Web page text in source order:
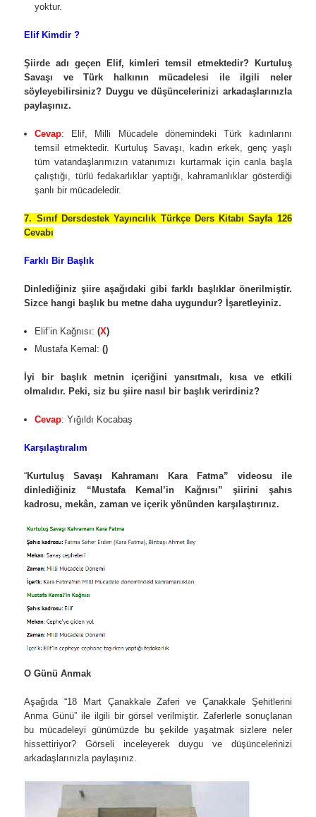
yoktur.
Elif Kimdir ?
Şiirde adı geçen Elif, kimleri temsil etmektedir? Kurtuluş
Savaşı ve Türk halkının mücadelesi ile ilgili neler
söyleyebilirsiniz? Duygu ve düşüncelerinizi arkadaşlarınızla
paylaşınız.
Cevap: Elif, Milli Mücadele dönemindeki Türk kadınlarını
temsil etmektedir. Kurtuluş Savaşı, kadın erkek, genç yaşlı
tüm vatandaşlarımızın vatanımızı kurtarmak için canla başla
çalıştığı, türlü fedakarlıklar yaptığı, kahramanlıklar gösterdiği
şanlı bir mücadeledir.
7. Sınıf Dersdestek Yayıncılık Türkçe Ders Kitabı Sayfa 126
Cevabı
Farklı Bir Başlık
Dinlediğiniz şiire aşağıdaki gibi farklı başlıklar önerilmiştir.
Sizce hangi başlık bu metne daha uygundur? İşaretleyiniz.
Elif’in Kağnısı: (X)
Mustafa Kemal: ()
İyi bir başlık metnin içeriğini yansıtmalı, kısa ve etkili
olmalıdır. Peki, siz bu şiire nasıl bir başlık verirdiniz?
Cevap: Yığıldı Kocabaş
Karşılaştıralım
“Kurtuluş Savaşı Kahramanı Kara Fatma” videosu ile
dinlediğiniz “Mustafa Kemal’in Kağnısı” şiirini şahıs
kadrosu, mekân, zaman ve içerik yönünden karşılaştırınız.
O Günü Anmak
Aşağıda “18 Mart Çanakkale Zaferi ve Çanakkale Şehitlerini
Anma Günü” ile ilgili bir görsel verilmiştir. Zaferlerle sonuçlanan
bu mücadeleyi günümüzde bu şekilde yaşatmak sizlere neler
hissettiriyor? Görseli inceleyerek duygu ve düşüncelerinizi
arkadaşlarınızla paylaşınız.